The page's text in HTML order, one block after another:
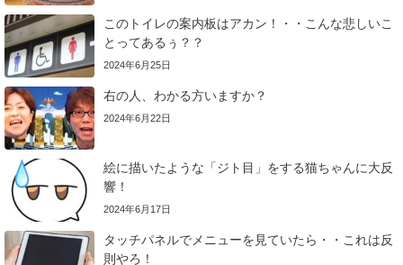
このトイレの案内板はアカン！・・こんな悲しいこ
とってあるぅ？？
2024年6月25日
右の人、わかる方いますか？
2024年6月22日
絵に描いたような「ジト目」をする猫ちゃんに大反
響！
2024年6月17日
タッチパネルでメニューを見ていたら・・これは反
則やろ！